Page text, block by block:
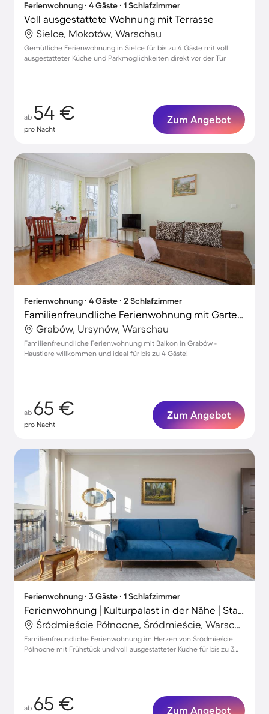
Ferienwohnung ∙ 4 Gäste ∙ 1 Schlafzimmer
Voll ausgestattete Wohnung mit Terrasse
Sielce, Mokotów, Warschau
Gemütliche Ferienwohnung in Sielce für bis zu 4 Gäste mit voll
ausgestatteter Küche und Parkmöglichkeiten direkt vor der Tür
ab 54 €
pro Nacht
Zum Angebot
Ferienwohnung ∙ 4 Gäste ∙ 2 Schlafzimmer
Familienfreundliche Ferienwohnung mit Garten | Stadtblick | Ideal für Homeoffice | Haustiere erlaubt
Grabów, Ursynów, Warschau
Familienfreundliche Ferienwohnung mit Balkon in Grabów -
Haustiere willkommen und ideal für bis zu 4 Gäste!
ab 65 €
pro Nacht
Zum Angebot
Ferienwohnung ∙ 3 Gäste ∙ 1 Schlafzimmer
Ferienwohnung | Kulturpalast in der Nähe | Stadtblick
Śródmieście Północne, Śródmieście, Warschau
Familienfreundliche Ferienwohnung im Herzen von Śródmieście
Północne mit Frühstück und voll ausgestatteter Küche für bis zu 3
ab 65 € Zum Angebot